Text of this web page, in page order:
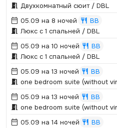
Двухкомнатный сюит / DBL
05.09 на 8 ночей
BB
Люкс с 1 спальней / DBL
05.09 на 10 ночей
BB
Люкс с 1 спальней / DBL
05.09 на 13 ночей
BB
one bedroom suite (without
05.09 на 13 ночей
BB
one bedroom suite (without
05.09 на 14 ночей
BB